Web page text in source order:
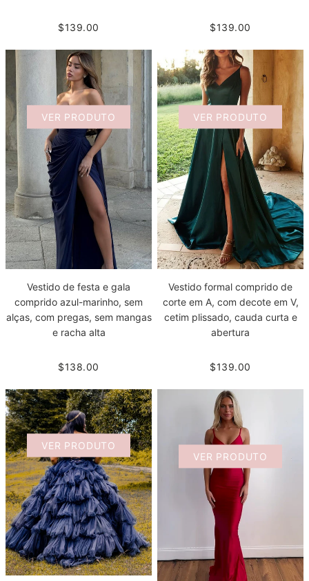
$139.00 $139.00
VER PRODUTO
Vestido de festa e gala
comprido azul-marinho, sem
alças, com pregas, sem mangas
e racha alta
$138.00
VER PRODUTO
Vestido formal comprido de
corte em A, com decote em V,
cetim plissado, cauda curta e
abertura
$139.00
VER PRODUTO
VER PRODUTO